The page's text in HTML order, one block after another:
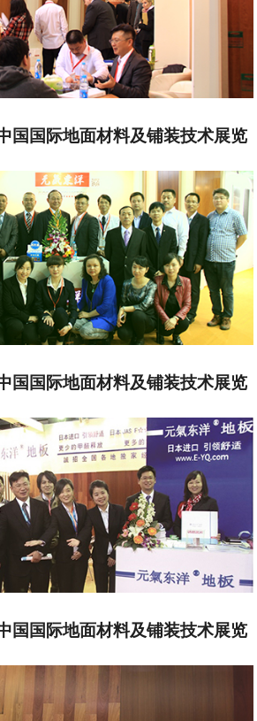
国国际地面材料及铺装技术展览
国国际地面材料及铺装技术展览
国国际地面材料及铺装技术展览